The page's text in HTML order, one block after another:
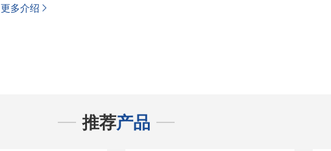
更多介绍 
推荐产品